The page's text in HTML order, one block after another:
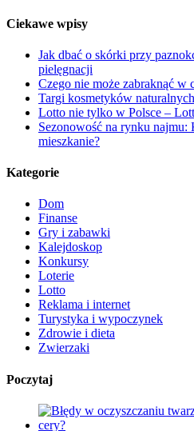
Ciekawe wpisy
Jak dbać o skórki przy
pielęgnacji
Czego nie może zabraknąć w
Targi kosmetyków
Lotto nie tylko w Polsce –
Sezonowość na rynku
mieszkanie?
Kategorie
Dom
Finanse
Gry i zabawki
Kalejdoskop
Konkursy
Loterie
Lotto
Reklama i internet
Turystyka i wypoczynek
Zdrowie i dieta
Zwierzaki
Poczytaj